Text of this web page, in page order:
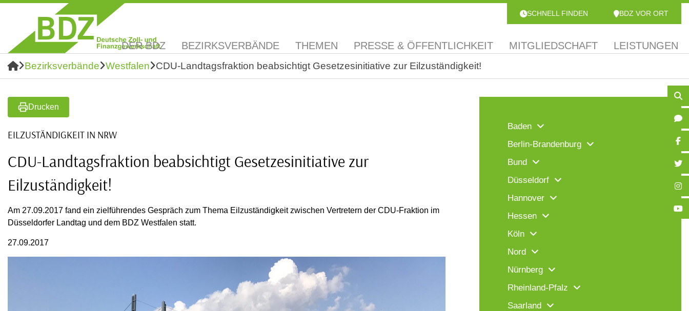
SCHNELL FINDEN BDZ VOR ORT
DER BDZ BEZIRKSVERBÄNDE THEMEN PRESSE & ÖFFENTLICHKEIT MITGLIEDSCHAFT LEISTUNGEN
Bezirksverbände Westfalen CDU-Landtagsfraktion beabsichtigt Gesetzesinitiative zur Eilzuständigkeit!
Drucken
EILZUSTÄNDIGKEIT IN NRW
CDU-Landtagsfraktion beabsichtigt Gesetzesinitiative zur
Eilzuständigkeit!
Am 27.09.2017 fand ein zielführendes Gespräch zum Thema Eilzuständigkeit zwischen Vertretern der CDU-Fraktion im
Düsseldorfer Landtag und dem BDZ Westfalen statt.
27.09.2017
Baden
Berlin-Brandenburg
Bund
Düsseldorf
Hannover
Hessen
Köln
Nord
Nürnberg
Rheinland-Pfalz
Saarland